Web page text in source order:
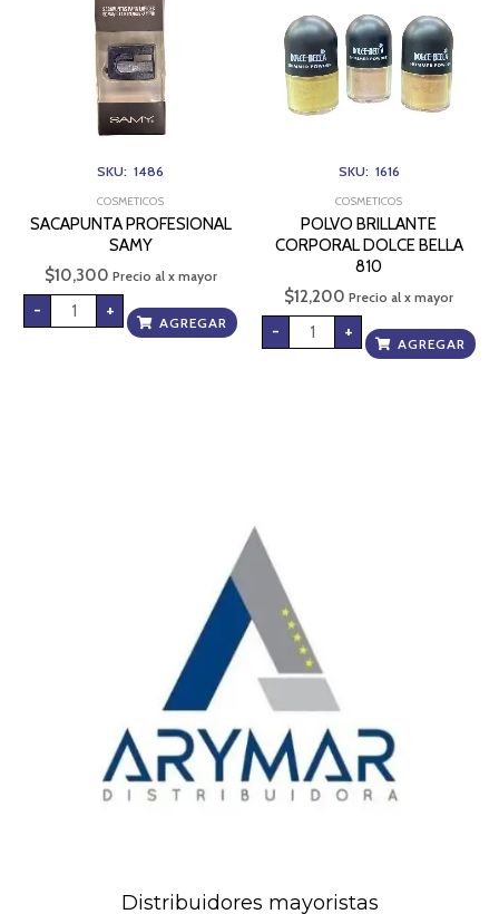
SKU: 1486
COSMETICOS
SACAPUNTA PROFESIONAL
SAMY
$10,300 Precio al x mayor
- +
AGREGAR
SKU: 1616
COSMETICOS
POLVO BRILLANTE
CORPORAL DOLCE BELLA
810
$12,200 Precio al x mayor
-
810
cantidad
+
AGREGAR
Distribuidores mayoristas